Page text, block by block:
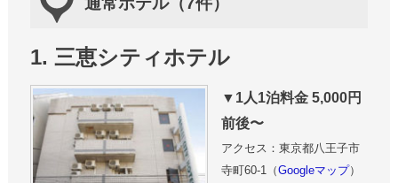
1. 三恵シティホテル
▼1人1泊料金 5,000円
前後〜
アクセス：東京都八王子市
寺町60-1（Googleマップ）